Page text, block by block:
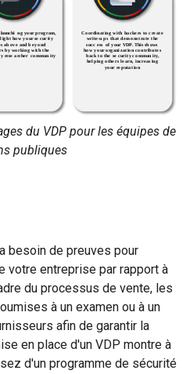
du VDP pour les équipes de
publiques
besoin de preuves pour
votre entreprise par rapport à
du processus de vente, les
à un examen ou à un
afin de garantir la
en place d'un VDP montre à
d'un programme de sécurité